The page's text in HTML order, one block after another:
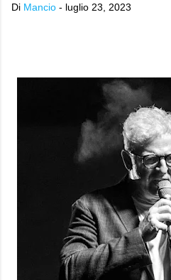
Di Mancio - luglio 23, 2023